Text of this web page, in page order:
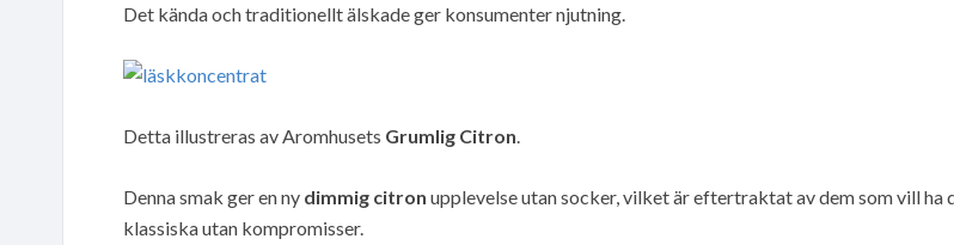
Det kända och traditionellt älskade ger konsumenter njutning.
Detta illustreras av Aromhusets Grumlig Citron.
Denna smak ger en ny dimmig citron upplevelse utan socker, vilket är eftertraktat av dem som vill ha
klassiska utan kompromisser.